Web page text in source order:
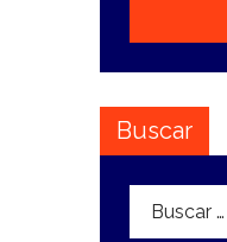
Buscar
Buscar: